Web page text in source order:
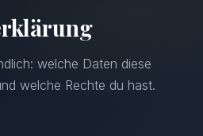
welche Daten diese
welche Rechte du hast.